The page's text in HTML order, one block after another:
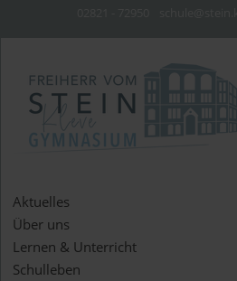
Aktuelles
Über uns
Lernen & Unterricht
Schulleben